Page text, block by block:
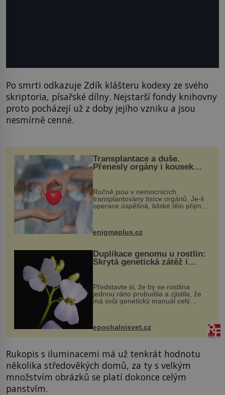
Po smrti odkazuje Zdík klášteru kodexy ze svého
skriptoria, písařské dílny. Nejstarší fondy knihovny
proto pocházejí už z doby jejího vzniku a jsou
nesmírně cenné.
Transplantace a duše.
Přenesly orgány i kousek
Ročně jsou v nemocnicích
transplantovány tisíce orgánů. Je-li
operace úspěšná, lidské tělo přijme
enigmaplus.cz
Duplikace genomu u rostlin:
Skrytá genetická zátěž i
Představte si, že by se rostlina
jednou ráno probudila a zjistila, že
má svůj genetický manuál celý
vstupenka...
epochalnisvet.cz
Rukopis s iluminacemi má už tenkrát hodnotu
několika středověkých domů, za ty s velkým
množstvím obrázků se platí dokonce celým
panstvím.